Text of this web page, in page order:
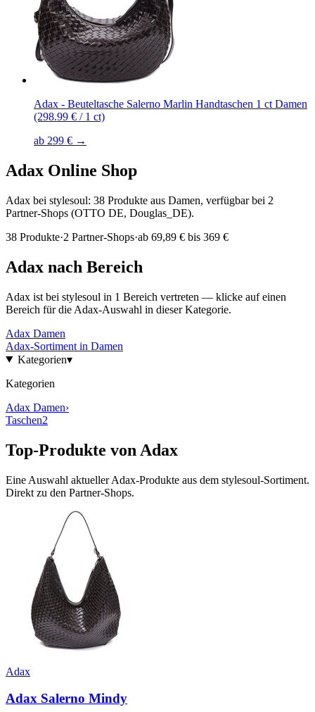
Adax - Beuteltasche Salerno Marlin Handtaschen 1 ct Damen
(298.99 € / 1 ct)
ab 299 € →
Adax Online Shop
Adax bei stylesoul: 38 Produkte aus Damen, verfügbar bei 2
Partner-Shops (OTTO DE, Douglas_DE).
38 Produkte·2 Partner-Shops·ab 69,89 € bis 369 €
Adax nach Bereich
Adax ist bei stylesoul in 1 Bereich vertreten — klicke auf einen
Bereich für die Adax-Auswahl in dieser Kategorie.
Adax Damen
Adax-Sortiment in Damen
Kategorien▾
Kategorien
Adax Damen›
Taschen2
Top-Produkte von Adax
Eine Auswahl aktuellerAdax-Produkte aus dem stylesoul-Sortiment.
Direkt zu den Partner-Shops.
Adax
Adax Salerno Mindy